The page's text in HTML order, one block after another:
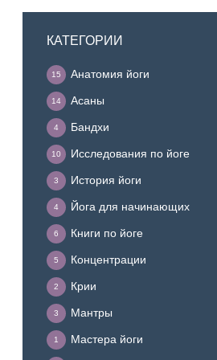
КАТЕГОРИИ
Анатомия йоги
15
Асаны
14
Бандхи
4
Исследования по йоге
10
История йоги
3
Йога для начинающих
4
Книги по йоге
6
Концентрации
5
Крии
2
Мантры
3
Мастера йоги
1